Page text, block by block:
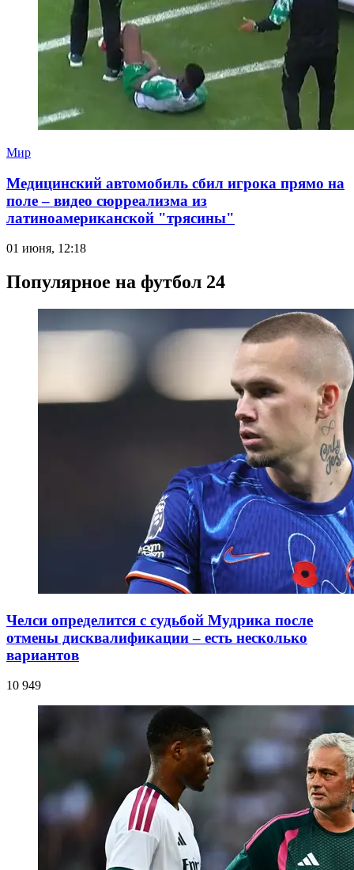
Мир
Медицинский автомобиль сбил игрока прямо на
поле – видео сюрреализма из
латиноамериканской "трясины"
01 июня, 12:18
Популярное на футбол 24
Челси определится с судьбой Мудрика после
отмены дисквалификации – есть несколько
вариантов
10 949